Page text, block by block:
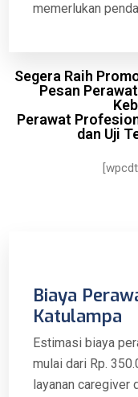
memerlukan
Segera Raih
Pesan
Perawat
dan Uji
Biaya
Katulampa
Estimasi biaya
mulai dari Rp.
layanan caregiver